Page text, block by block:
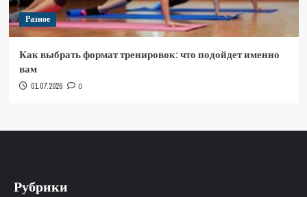
Разное
Как выбрать формат тренировок: что подойдет именно
вам
01.07.2026 0
Рубрики